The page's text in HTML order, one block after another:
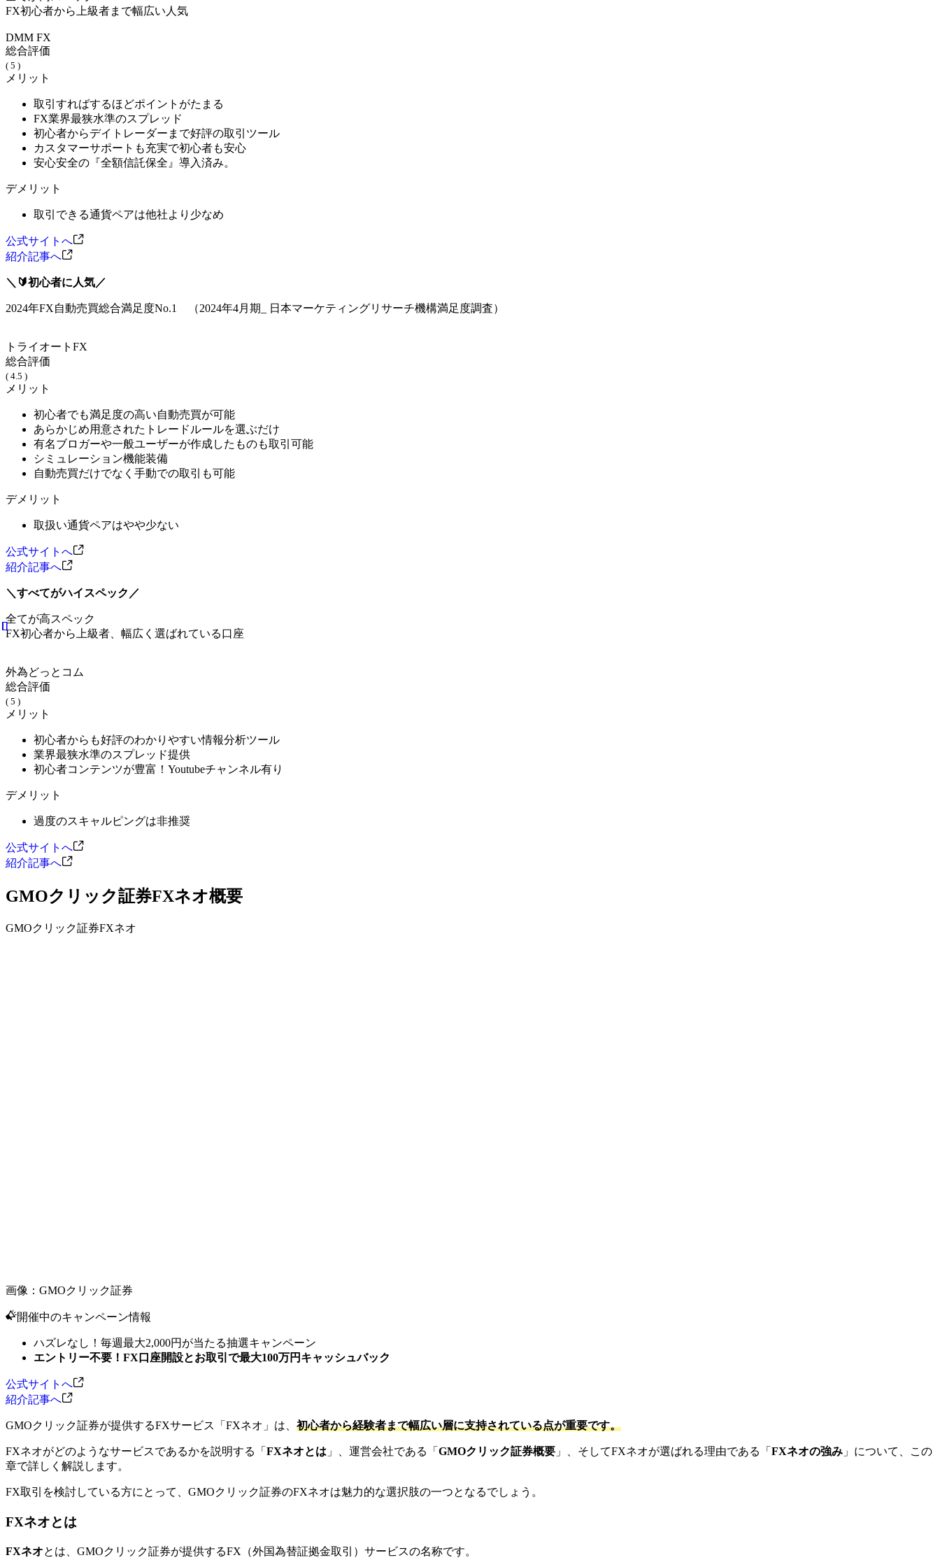
FX初心者から上級者まで幅広い人気
DMM FX
総合評価
( 5 )
メリット
取引すればするほどポイントがたまる
FX業界最狭水準のスプレッド
初心者からデイトレーダーまで好評の取引ツール
カスタマーサポートも充実で初心者も安心
安心安全の『全額信託保全』導入済み。
デメリット
取引できる通貨ペアは他社より少なめ
公式サイトへ
紹介記事へ
＼🔰初心者に人気／
2024年FX自動売買総合満足度No.1 （2024年4月期_ 日本マーケティングリサーチ機構満足度調査）
トライオートFX
総合評価
( 4.5 )
メリット
初心者でも満足度の高い自動売買が可能
あらかじめ用意されたトレードルールを選ぶだけ
有名ブロガーや一般ユーザーが作成したものも取引可能
シミュレーション機能装備
自動売買だけでなく手動での取引も可能
デメリット
取扱い通貨ペアはやや少ない
公式サイトへ
紹介記事へ
＼すべてがハイスペック／
全てが高スペック
FX初心者から上級者、幅広く選ばれている口座
外為どっとコム
総合評価
( 5 )
メリット
初心者からも好評のわかりやすい情報分析ツール
業界最狭水準のスプレッド提供
初心者コンテンツが豊富！Youtubeチャンネル有り
デメリット
過度のスキャルピングは非推奨
公式サイトへ
紹介記事へ
GMOクリック証券FXネオ概要
GMOクリック証券FXネオ
画像：GMOクリック証券
開催中のキャンペーン情報
ハズレなし！毎週最大2,000円が当たる抽選キャンペーン
エントリー不要！FX口座開設とお取引で最大100万円キャッシュバック
公式サイトへ
紹介記事へ
GMOクリック証券が提供するFXサービス「FXネオ」は、 初心者から経験者まで幅広い層に支持されている点が重要です。
FXネオがどのようなサービスであるかを説明する「 FXネオとは 」、運営会社である「 GMOクリック証券概要 」、そしてFXネオが選ばれる理由である「 FXネオの強み 」について、この
章で詳しく解説します。
FX取引を検討している方にとって、GMOクリック証券のFXネオは魅力的な選択肢の一つとなるでしょう。
FXネオとは
FXネオとは、GMOクリック証券が提供するFX（外国為替証拠金取引）サービスの名称です。